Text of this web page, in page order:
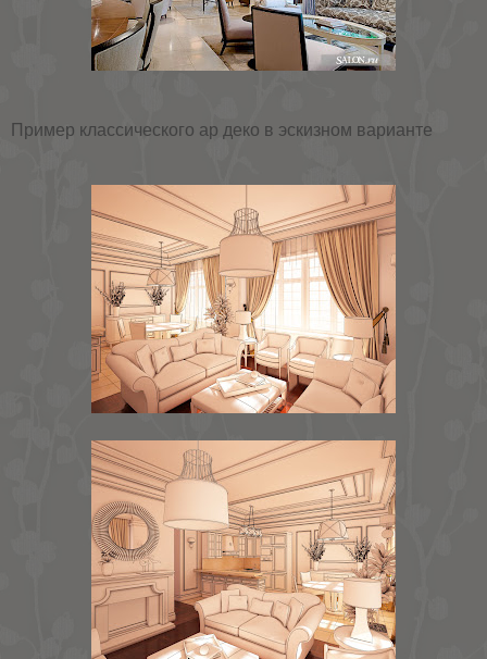
Пример классического ар деко в эскизном варианте